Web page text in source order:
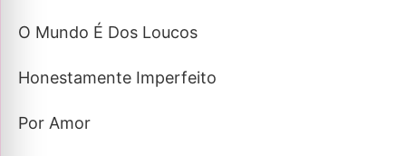
O Mundo É Dos Loucos
Honestamente Imperfeito
Por Amor